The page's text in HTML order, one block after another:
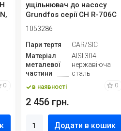
0
ущільнювач до насосу
Grundfos серії CH R-706C
12, CAR/SIC...
1053286
Пари тертя
CAR/SIC
Матеріал
металевої
частини
AISI 304
нержавіюча
сталь
в наявності 0
2 456 грн.
Додати в кошик